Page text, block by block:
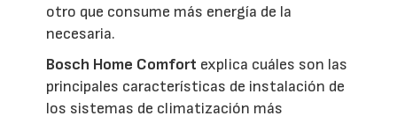
otro que consume más energía de la
necesaria.
Bosch Home Comfort explica cuáles son las
principales características de instalación de
los sistemas de climatización más